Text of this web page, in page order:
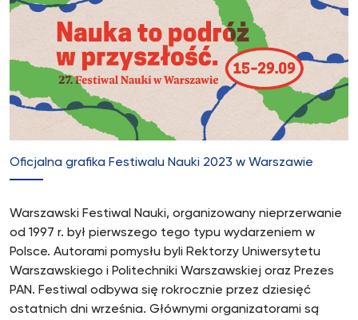
Oficjalna grafika Festiwalu Nauki 2023 w Warszawie
Warszawski Festiwal Nauki, organizowany nieprzerwanie
od 1997 r. był pierwszego tego typu wydarzeniem w
Polsce. Autorami pomysłu byli Rektorzy Uniwersytetu
Warszawskiego i Politechniki Warszawskiej oraz Prezes
PAN. Festiwal odbywa się rokrocznie przez dziesięć
ostatnich dni września. Głównymi organizatorami są